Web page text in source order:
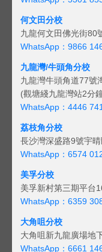
何文田分校
九龍何文田佛光街80
WhatsApp：9866
九龍灣/牛頭角分校
九龍灣牛頭角道77號
(觀塘綫九龍灣站2分
WhatsApp：4446
荔枝角分校
長沙灣深盛路9號宇
WhatsApp：6574
美孚分校
美孚新村第三期平台
WhatsApp：6359
大角咀分校
大角咀新九龍廣場地
WhatsApp：6661